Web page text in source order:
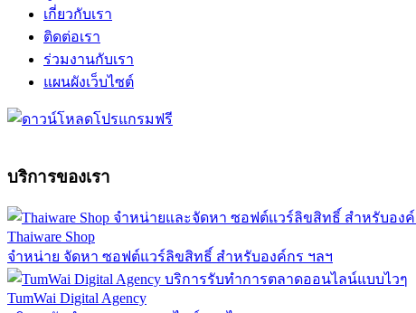
เกี่ยวกับเรา
ติดต่อเรา
ร่วมงานกับเรา
แผนผังเว็บไซต์
บริการของเรา
Thaiware Shop
จำหน่าย จัดหา ซอฟต์แวร์ลิขสิทธิ์ สำหรับองค์กร ฯลฯ
TumWai Digital Agency